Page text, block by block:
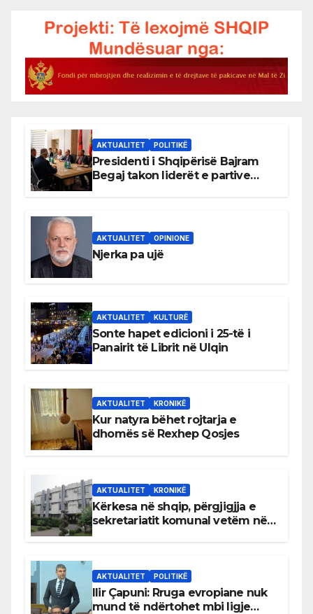
AKTUALITET POLITIKË
Presidenti i Shqipërisë Bajram
Begaj takon liderët e partive
AKTUALITET OPINIONE
Njerka pa ujë
AKTUALITET KULTURË
Sonte hapet edicioni i 25-të i
Panairit të Librit në Ulqin
AKTUALITET KRONIKË
Kur natyra bëhet rojtarja e
dhomës së Rexhep Qosjes
AKTUALITET KRONIKË
Kërkesa në shqip, përgjigjja e
sekretariatit komunal vetëm në
AKTUALITET POLITIKË
Ilir Çapuni: Rruga evropiane nuk
mund të ndërtohet mbi ligje